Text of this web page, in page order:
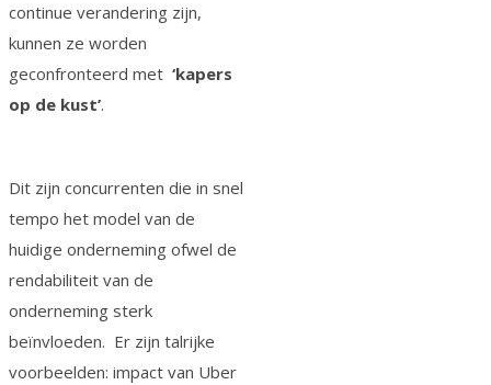
continue verandering zijn,
kunnen ze worden
geconfronteerd met ‘kapers
op de kust’.
Dit zijn concurrenten die in snel
tempo het model van de
huidige onderneming ofwel de
rendabiliteit van de
onderneming sterk
beïnvloeden. Er zijn talrijke
voorbeelden: impact van Uber